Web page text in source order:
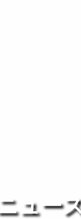
ニュー